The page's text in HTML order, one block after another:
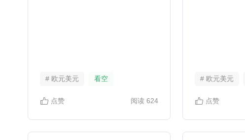
# 欧元美元 看空
点赞 阅读 624
# 欧元美元
点赞